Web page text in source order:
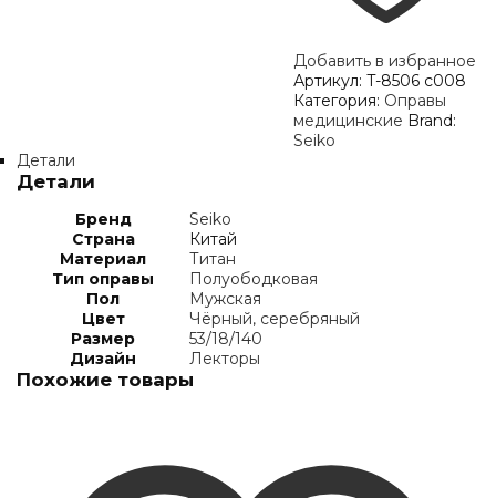
Добавить в избранное
Артикул: T-8506 c008
Категория: Оправы
медицинские Brand:
Seiko
Детали
Детали
Бренд
Seiko
Страна
Китай
Материал
Титан
Тип оправы
Полуободковая
Пол
Мужская
Цвет
Чёрный, серебряный
Размер
53/18/140
Дизайн
Лекторы
Похожие товары